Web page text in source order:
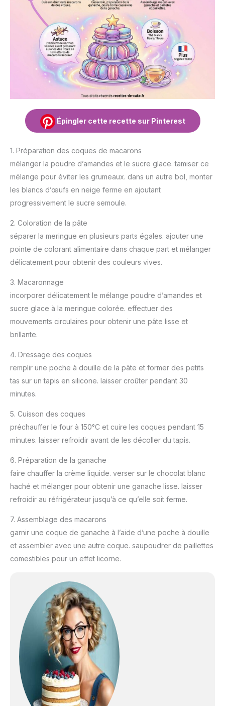
Épingler cette recette sur Pinterest
1. Préparation des coques de macarons
mélanger la poudre d’amandes et le sucre glace. tamiser ce
mélange pour éviter les grumeaux. dans un autre bol, monter
les blancs d’œufs en neige ferme en ajoutant
progressivement le sucre semoule.
2. Coloration de la pâte
séparer la meringue en plusieurs parts égales. ajouter une
pointe de colorant alimentaire dans chaque part et mélanger
délicatement pour obtenir des couleurs vives.
3. Macaronnage
incorporer délicatement le mélange poudre d’amandes et
sucre glace à la meringue colorée. effectuer des
mouvements circulaires pour obtenir une pâte lisse et
brillante.
4. Dressage des coques
remplir une poche à douille de la pâte et former des petits
tas sur un tapis en silicone. laisser croûter pendant 30
minutes.
5. Cuisson des coques
préchauffer le four à 150°C et cuire les coques pendant 15
minutes. laisser refroidir avant de les décoller du tapis.
6. Préparation de la ganache
faire chauffer la crème liquide. verser sur le chocolat blanc
haché et mélanger pour obtenir une ganache lisse. laisser
refroidir au réfrigérateur jusqu’à ce qu’elle soit ferme.
7. Assemblage des macarons
garnir une coque de ganache à l’aide d’une poche à douille
et assembler avec une autre coque. saupoudrer de paillettes
comestibles pour un effet licorne.